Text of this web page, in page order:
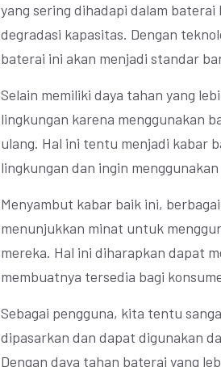
yang sering dihadapi dalam
degradasi kapasitas. Dengan
baterai ini akan menjadi standar
Selain memiliki daya tahan yang
lingkungan karena menggunakan
ulang. Hal ini tentu menjadi kabar
lingkungan dan ingin
Menyambut kabar baik ini,
menunjukkan minat untuk
mereka. Hal ini diharapkan dapat
membuatnya tersedia bagi
Sebagai pengguna, kita tentu
dipasarkan dan dapat digunakan
Dengan daya tahan baterai yang